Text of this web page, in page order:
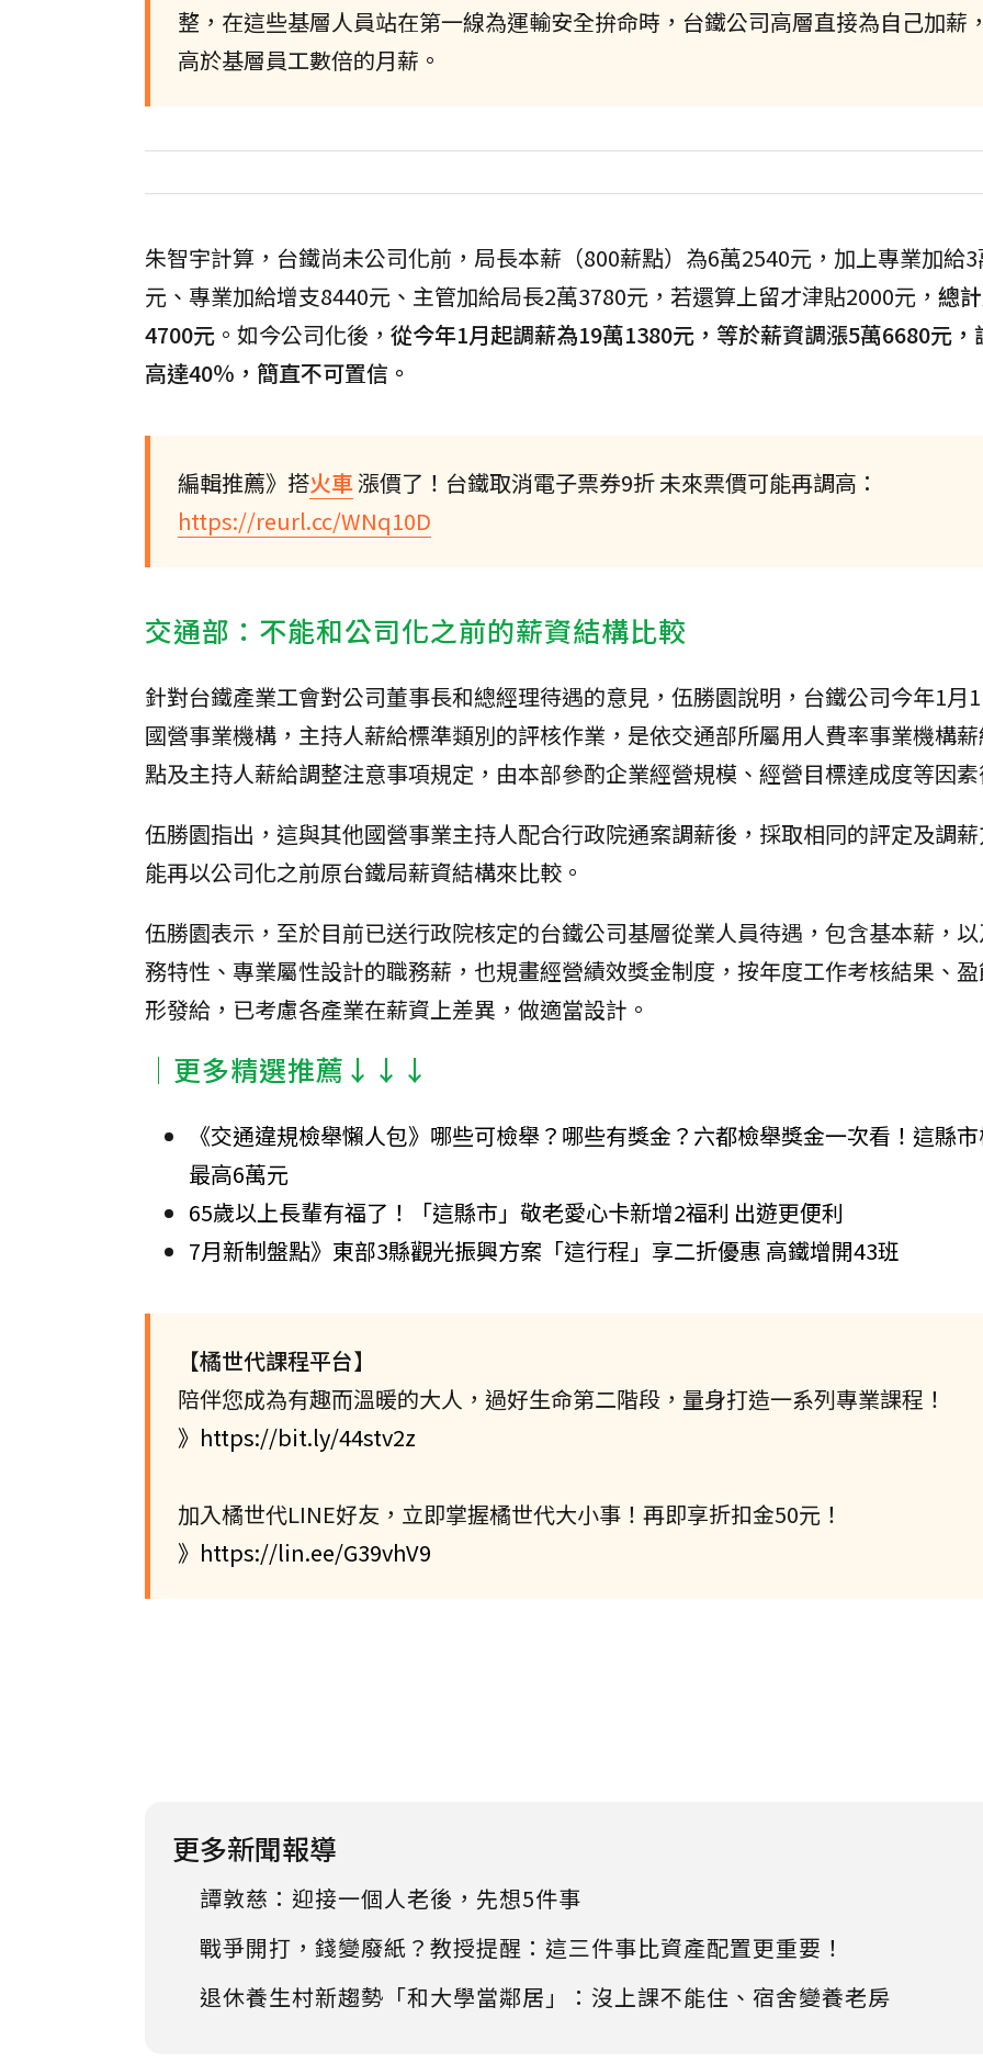
整，在這些基層人員站在第一線為運輸安全拚命時，台鐵公司高層直接為自己加薪
高於基層員工數倍的月薪。
朱智宇計算，台鐵尚未公司化前，局長本薪（800薪點）為6萬2540元，加上專業加給
元、專業加給增支8440元、主管加給局長2萬3780元，若還算上留才津貼2000元， 總
4700元 。如今公司化後， 從今年1月起調薪為19萬1380元，等於薪資調漲5萬6680元，
高達40％，簡直不可置信。
編輯推薦》搭火車漲價了！台鐵取消電子票券9折 未來票價可能再調高：
https://reurl.cc/WNq10D
交通部：不能和公司化之前的薪資結構比較
針對台鐵產業工會對公司董事長和總經理待遇的意見，伍勝園說明，台鐵公司今年1月
國營事業機構，主持人薪給標準類別的評核作業，是依交通部所屬用人費率事業機構
點及主持人薪給調整注意事項規定，由本部參酌企業經營規模、經營目標達成度等因
伍勝園指出，這與其他國營事業主持人配合行政院通案調薪後，採取相同的評定及調
能再以公司化之前原台鐵局薪資結構來比較。
伍勝園表示，至於目前已送行政院核定的台鐵公司基層從業人員待遇，包含基本薪，
務特性、專業屬性設計的職務薪，也規畫經營績效獎金制度，按年度工作考核結果、
形發給，已考慮各產業在薪資上差異，做適當設計。
│更多精選推薦↓↓↓
《交通違規檢舉懶人包》哪些可檢舉？哪些有獎金？六都檢舉獎金一次看！這縣
最高6萬元
65歲以上長輩有福了！「這縣市」敬老愛心卡新增2福利 出遊更便利
7月新制盤點》東部3縣觀光振興方案「這行程」享二折優惠 高鐵增開43班
【橘世代課程平台】
陪伴您成為有趣而溫暖的大人，過好生命第二階段，量身打造一系列專業課程！
》https://bit.ly/44stv2z
加入橘世代LINE好友，立即掌握橘世代大小事！再即享折扣金50元！
》https://lin.ee/G39vhV9
更多新聞報導
譚敦慈：迎接一個人老後，先想5件事
戰爭開打，錢變廢紙？教授提醒：這三件事比資產配置更重要！
退休養生村新趨勢「和大學當鄰居」：沒上課不能住、宿舍變養老房